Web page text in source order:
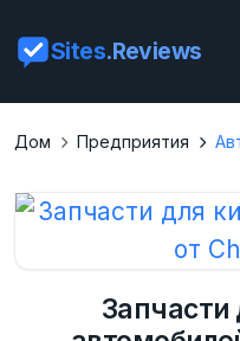
Sites.Reviews
Дом Предприятия
Запчасти